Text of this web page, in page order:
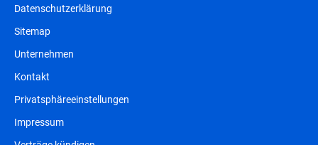
Datenschutzerklärung
Sitemap
Unternehmen
Kontakt
Privatsphäreeinstellungen
Impressum